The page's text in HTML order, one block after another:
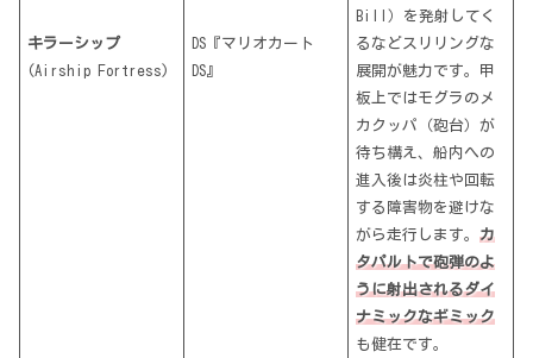
キラーシップ
(Airship Fortress)
DS『マリオカート
DS』
Bill）を発射してく
るなどスリリングな
展開が魅力です。甲
板上ではモグラのメ
カクッパ（砲台）が
待ち構え、船内への
進入後は炎柱や回転
する障害物を避けな
がら走行します。カ
タパルトで砲弾のよ
うに射出されるダイ
ナミックなギミック
も健在です。